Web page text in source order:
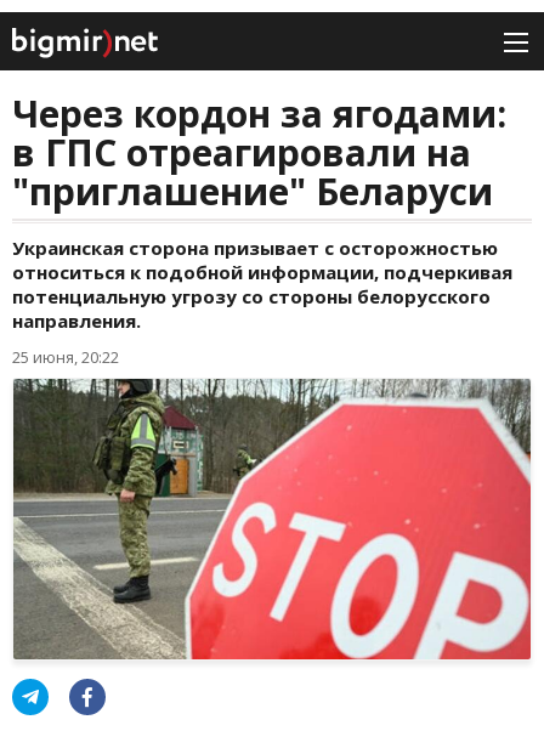
Через кордон за ягодами:
в ГПС отреагировали на
"приглашение" Беларуси
Украинская сторона призывает с осторожностью
относиться к подобной информации, подчеркивая
потенциальную угрозу со стороны белорусского
направления.
25 июня, 20:22